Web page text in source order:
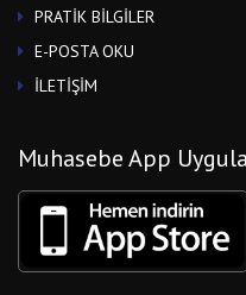
PRATİK BİLGİLER
E-POSTA OKU
İLETİŞİM
Muhasebe App